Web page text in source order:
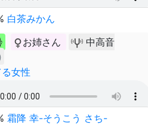
白茶みかん
お姉さん 中高音
女性
霜降 幸-そうこう さち-